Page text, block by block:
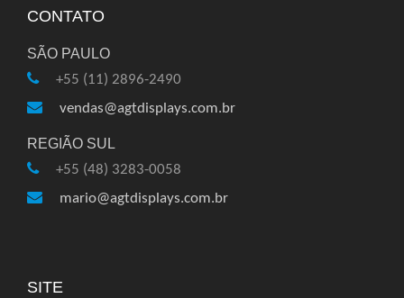
CONTATO
SÃO PAULO
+55 (11) 2896-2490
vendas@agtdisplays.com.br
REGIÃO SUL
+55 (48) 3283-0058
mario@agtdisplays.com.br
SITE